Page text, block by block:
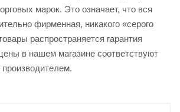
марок. Это означает, что вся
фирменная, никакого «серого
распространяется гарантия
в нашем магазине соответствуют